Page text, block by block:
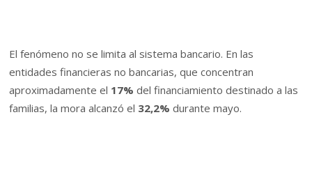
El fenómeno no se limita al sistema bancario. En las
entidades financieras no bancarias, que concentran
aproximadamente el 17% del financiamiento destinado a las
familias, la mora alcanzó el 32,2% durante mayo.